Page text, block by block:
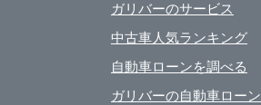
ガリバーのサービス
中古車人気ランキング
自動車ローンを調べる
ガリバーの自動車ローン